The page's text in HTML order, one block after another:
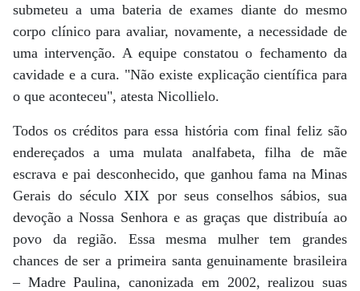
submeteu a uma bateria de exames diante do mesmo
corpo clínico para avaliar, novamente, a necessidade de
uma intervenção. A equipe constatou o fechamento da
cavidade e a cura. "Não existe explicação científica para
o que aconteceu", atesta Nicollielo.
Todos os créditos para essa história com final feliz são
endereçados a uma mulata analfabeta, filha de mãe
escrava e pai desconhecido, que ganhou fama na Minas
Gerais do século XIX por seus conselhos sábios, sua
devoção a Nossa Senhora e as graças que distribuía ao
povo da região. Essa mesma mulher tem grandes
chances de ser a primeira santa genuinamente brasileira
– Madre Paulina, canonizada em 2002, realizou suas